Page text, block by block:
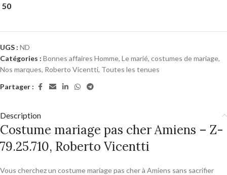
50
UGS : ND
Catégories : Bonnes affaires Homme, Le marié, costumes de mariage,
Nos marques, Roberto Vicentti, Toutes les tenues
Partager :
Description
Costume mariage pas cher Amiens – Z-
79.25.710, Roberto Vicentti
Vous cherchez un costume mariage pas cher à Amiens sans sacrifier